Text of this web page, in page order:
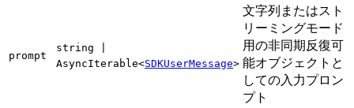
prompt
string |
AsyncIterable<SDKUserMessage>
文字列またはスト
リーミングモード
用の非同期反復可
能オブジェクトと
しての入力プロン
プト